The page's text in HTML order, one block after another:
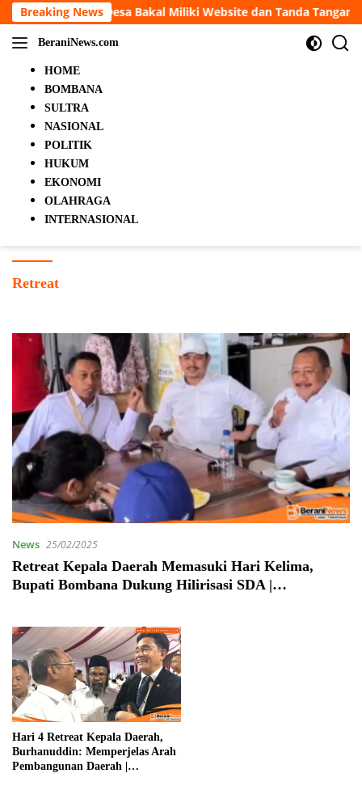
Langsung
ke
konten
Breaking News
Miliki Website dan Tanda Tangan Elektronik
BeraniNews.com
HOME
BOMBANA
SULTRA
NASIONAL
POLITIK
HUKUM
EKONOMI
OLAHRAGA
INTERNASIONAL
Retreat
News 25/02/2025
Retreat Kepala Daerah Memasuki Hari Kelima,
Bupati Bombana Dukung Hilirisasi SDA |
Hari 4 Retreat Kepala Daerah,
Burhanuddin: Memperjelas Arah
Pembangunan Daerah |